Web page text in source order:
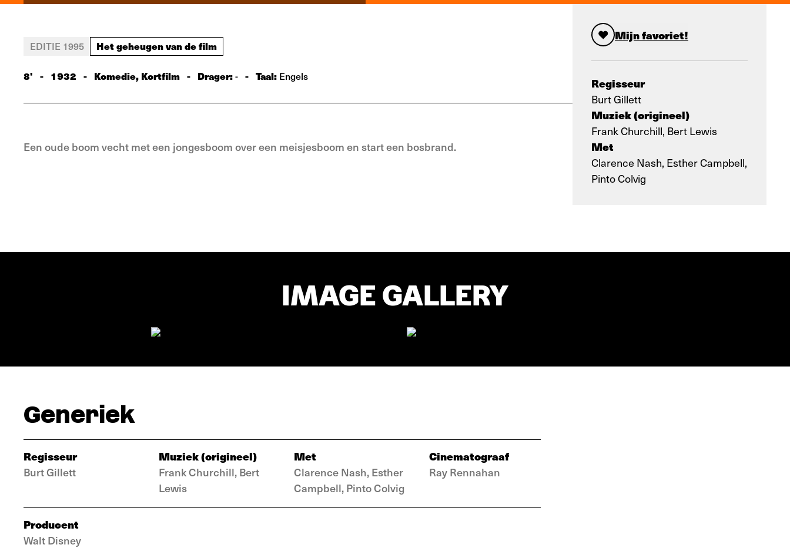
Mijn favoriet!
Regisseur
Burt Gillett
Muziek (origineel)
Frank Churchill, Bert Lewis
Met
Clarence Nash, Esther Campbell,
Pinto Colvig
EDITIE 1995 Het geheugen van de film
8' - 1932 - Komedie, Kortfilm - Drager:- - Taal: Engels
Een oude boom vecht met een jongesboom over een meisjesboom en start een bosbrand.
IMAGE GALLERY
Generiek
Regisseur
Burt Gillett
Muziek (origineel)
Frank Churchill, Bert
Lewis
Met
Clarence Nash, Esther
Campbell, Pinto Colvig
Cinematograaf
Ray Rennahan
Producent
Walt Disney